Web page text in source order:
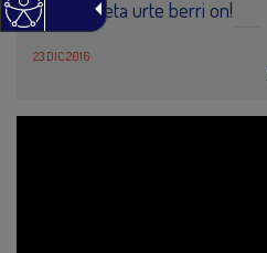
Zorionak eta urte berri on!
23 DIC 2016